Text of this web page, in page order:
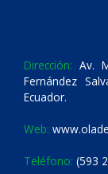
Dirección: Av.
Fernández
Ecuador.
Web:
Teléfono: (593